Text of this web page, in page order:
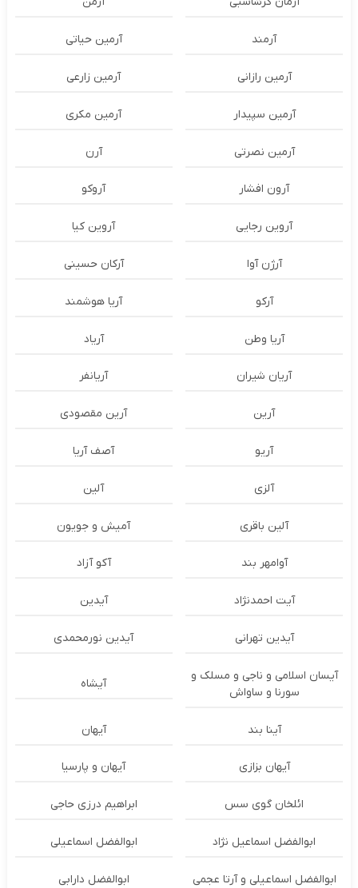
آرمند آرمین حیاتی
آرمین رازانی آرمین زارعی
آرمین سپیدار آرمین مکری
آرمین نصرتی آرن
آرون افشار آروکو
آروین رجایی آروین کیا
آرژن آوا آرکان حسینی
آرکو آریا هوشمند
آریا وطن آریاد
آریان شیران آریانفر
آرین آرین مقصودی
آریو آصف آریا
آلزی آلین
آلین باقری آمیش و جویون
آوامهر بند آکو آزاد
آیت احمدنژاد آیدین
آیدین تهرانی آیدین نورمحمدی
آیسان اسلامی و ناجی و مسلک و
سورنا و ساواش
آیشاه
آینا بند آیهان
آیهان بزازی آیهان و پارسیا
ائلخان گوی سس ابراهیم درزی حاجی
ابوالفضل اسماعیل نژاد ابوالفضل اسماعیلی
ابوالفضل اسماعیلی و آرتا عجمی ابوالفضل دارابی